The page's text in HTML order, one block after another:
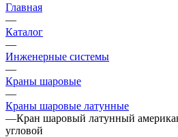
Главная
—
Каталог
—
Инженерные системы
—
Краны шаровые
—
Краны шаровые латунные
—Кран шаровый латунный
угловой